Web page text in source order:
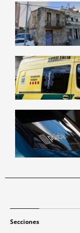
Secciones